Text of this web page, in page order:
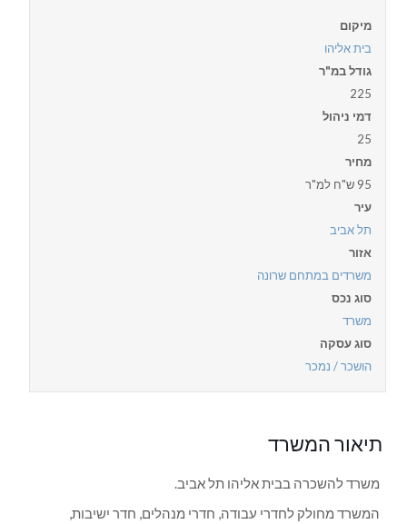
מיקום
בית אליהו
גודל במ"ר
225
דמי ניהול
25
מחיר
95 ש"ח למ"ר
עיר
תל אביב
אזור
משרדים במתחם שרונה
סוג נכס
משרד
סוג עסקה
הושכר / נמכר
תיאור המשרד
משרד להשכרה בבית אליהו תל אביב.
המשרד מחולק לחדרי עבודה, חדרי מנהלים, חדר ישיבות,